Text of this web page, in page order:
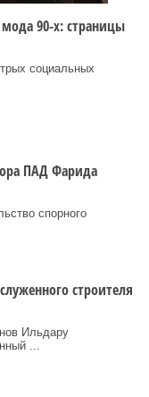
90-х: страницы
социальных
ПАД Фарида
спорного
строителя
Ильдару
...